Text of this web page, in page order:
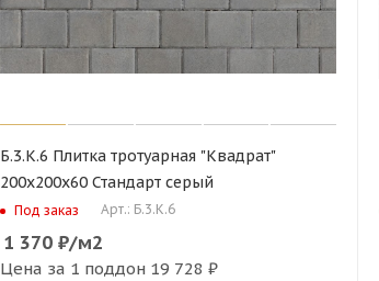
Б.3.К.6 Плитка тротуарная "Квадрат"
200х200х60 Стандарт серый
Под заказ Арт.: Б.3.К.6
1 370 ₽/м2
Цена за 1 поддон 19 728 ₽